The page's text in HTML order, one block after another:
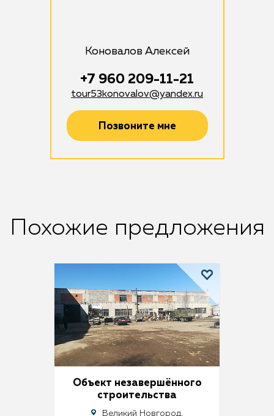
Коновалов Алексей
+7 960 209-11-21
tour53konovalov@yandex.ru
Позвоните мне
Похожие предложения
Объект незавершённого
строительства
Великий Новгород,